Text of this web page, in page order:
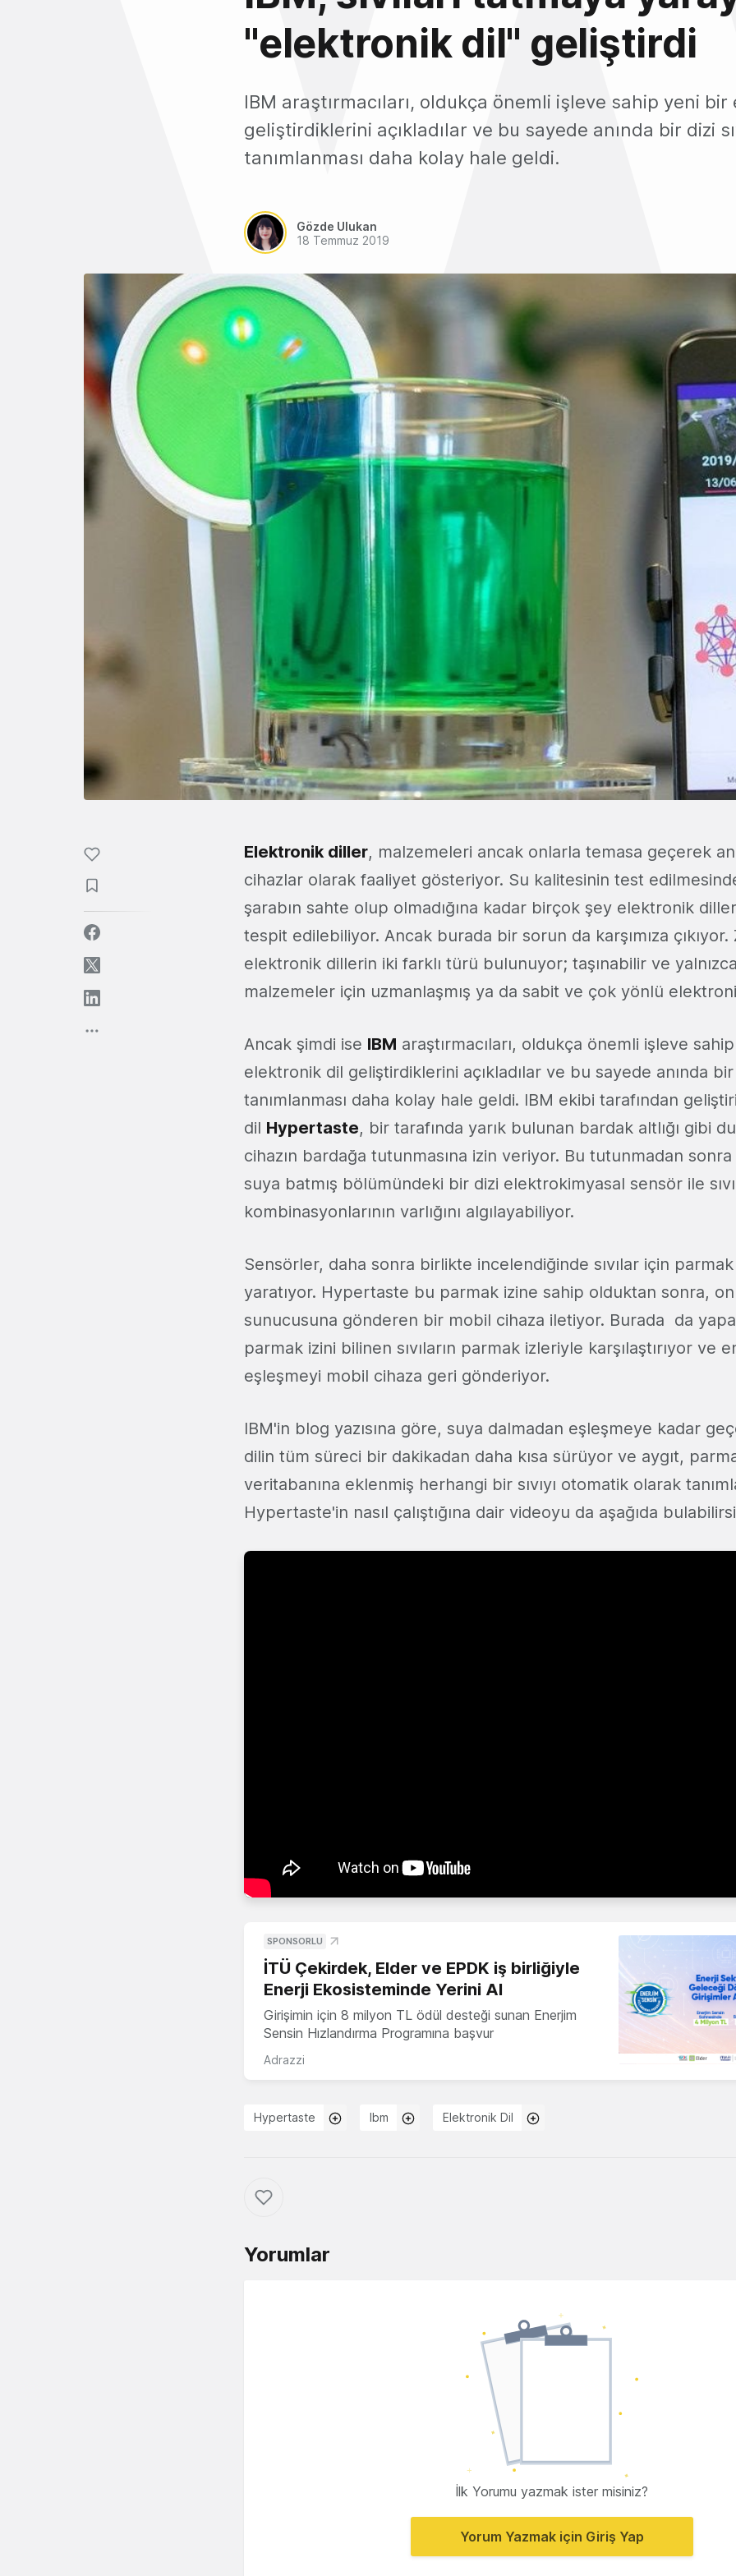
"elektronik dil" geliştirdi
IBM araştırmacıları, oldukça önemli işleve sahip yeni
geliştirdiklerini açıkladılar ve bu sayede anında bir dizi
tanımlanması daha kolay hale geldi.
Gözde Ulukan
18 Temmuz 2019
Elektronik diller, malzemeleri ancak onlarla temasa geçerek
cihazlar olarak faaliyet gösteriyor. Su kalitesinin test
şarabın sahte olup olmadığına kadar birçok şey elektronik diller
tespit edilebiliyor. Ancak burada bir sorun da karşımıza çıkıyor.
elektronik dillerin iki farklı türü bulunuyor; taşınabilir ve
malzemeler için uzmanlaşmış ya da sabit ve çok yönlü
Ancak şimdi ise IBM araştırmacıları, oldukça önemli işleve
elektronik dil geliştirdiklerini açıkladılar ve bu sayede anında bir
tanımlanması daha kolay hale geldi. IBM ekibi tarafından
dil Hypertaste, bir tarafında yarık bulunan bardak altlığı gibi
cihazın bardağa tutunmasına izin veriyor. Bu tutunmadan
suya batmış bölümündeki bir dizi elektrokimyasal sensör ile
kombinasyonlarının varlığını algılayabiliyor.
Sensörler, daha sonra birlikte incelendiğinde sıvılar için
yaratıyor. Hypertaste bu parmak izine sahip olduktan sonra,
sunucusuna gönderen bir mobil cihaza iletiyor. Burada da
parmak izini bilinen sıvıların parmak izleriyle karşılaştırıyor ve
eşleşmeyi mobil cihaza geri gönderiyor.
IBM'in blog yazısına göre, suya dalmadan eşleşmeye kadar
dilin tüm süreci bir dakikadan daha kısa sürüyor ve aygıt,
veritabanına eklenmiş herhangi bir sıvıyı otomatik olarak
Hypertaste'in nasıl çalıştığına dair videoyu da aşağıda
SPONSORLU
İTÜ Çekirdek, Elder ve EPDK iş birliğiyle
Enerji Ekosisteminde Yerini Al
Girişimin için 8 milyon TL ödül desteği sunan Enerjim
Sensin Hızlandırma Programına başvur
Adrazzi
Hypertaste Ibm Elektronik Dil
Yorumlar
İlk Yorumu yazmak ister misiniz?
Yorum Yazmak için Giriş Yap